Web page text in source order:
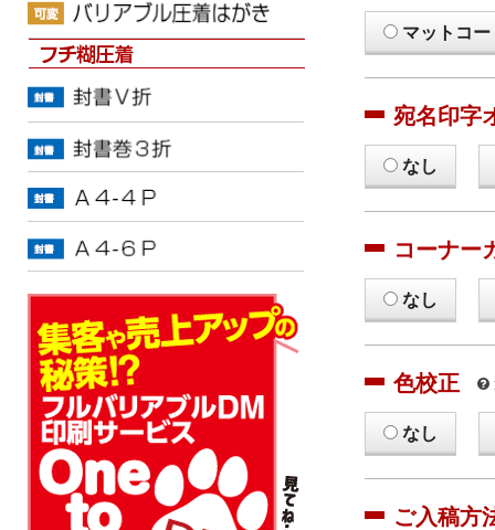
マットコー
宛名印字
なし
コーナー
なし
色校正
なし
ご入稿方